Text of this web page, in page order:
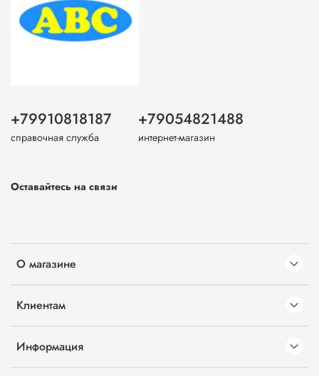
О магазине
Клиентам
Информация
+79910818187
справочная служба
+79054821488
интернет-магазин
Оставайтесь на связи